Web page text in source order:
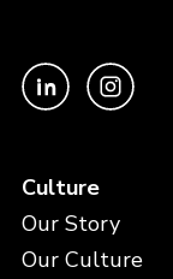
Culture
Our Story
Our Culture